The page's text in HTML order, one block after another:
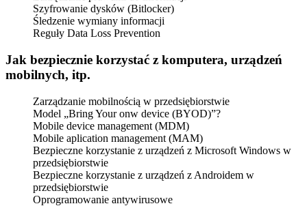
Szyfrowanie dysków (Bitlocker)
Śledzenie wymiany informacji
Reguły Data Loss Prevention
Jak bezpiecznie korzystać z komputera, urządzeń
mobilnych, itp.
Zarządzanie mobilnością w przedsiębiorstwie
Model „Bring Your onw device (BYOD)”?
Mobile device management (MDM)
Mobile aplication management (MAM)
Bezpieczne korzystanie z urządzeń z Microsoft Windows w
przedsiębiorstwie
Bezpieczne korzystanie z urządzeń z Androidem w
przedsiębiorstwie
Oprogramowanie antywirusowe